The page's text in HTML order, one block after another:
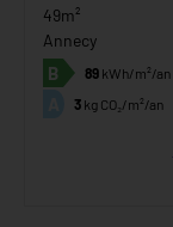
49m²
Annecy
B 89kWh/m²/an
3kg CO₂/m²/an